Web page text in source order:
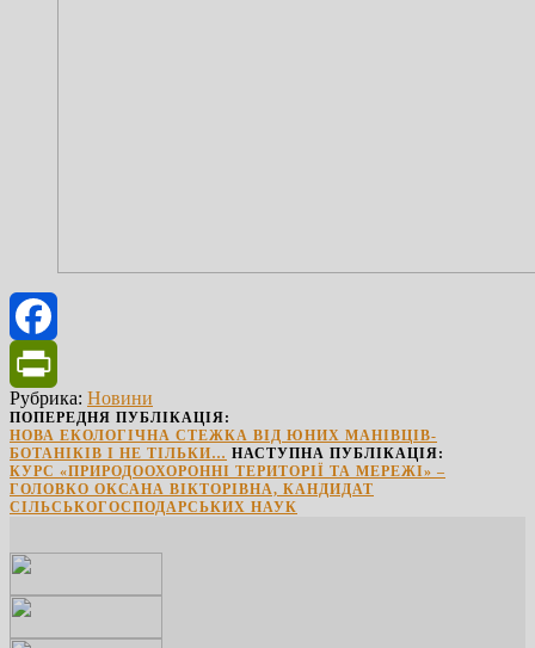
Facebook
PrintFriendly
Рубрика: Новини
ПОПЕРЕДНЯ ПУБЛІКАЦІЯ:
НОВА ЕКОЛОГІЧНА СТЕЖКА ВІД ЮНИХ МАНІВЦІВ-
БОТАНІКІВ І НЕ ТІЛЬКИ… НАСТУПНА ПУБЛІКАЦІЯ:
КУРС «ПРИРОДООХОРОННІ ТЕРИТОРІЇ ТА МЕРЕЖІ» –
ГОЛОВКО ОКСАНА ВІКТОРІВНА, КАНДИДАТ
СІЛЬСЬКОГОСПОДАРСЬКИХ НАУК